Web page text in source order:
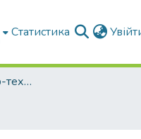
Статистика
Факультет Механіко-технологічний